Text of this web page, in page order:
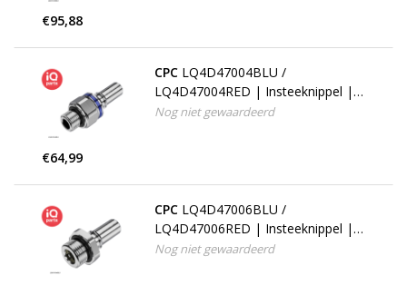
€95,88
CPC LQ4D47004BLU /
LQ4D47004RED | Insteeknippel |
Verchroomd messing | 1/4" G
Nog niet gewaardeerd
€64,99
CPC LQ4D47006BLU /
LQ4D47006RED | Insteeknippel |
Verchroomd messing | 3/8" G
Nog niet gewaardeerd